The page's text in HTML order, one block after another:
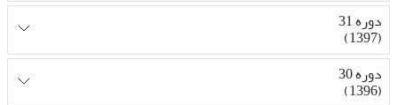
دوره 31
(1397)
دوره 30
(1396)